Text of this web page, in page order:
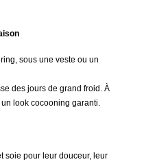
sous une veste ou un
des jours de grand froid. À
look cocooning garanti.
soie pour leur douceur, leur